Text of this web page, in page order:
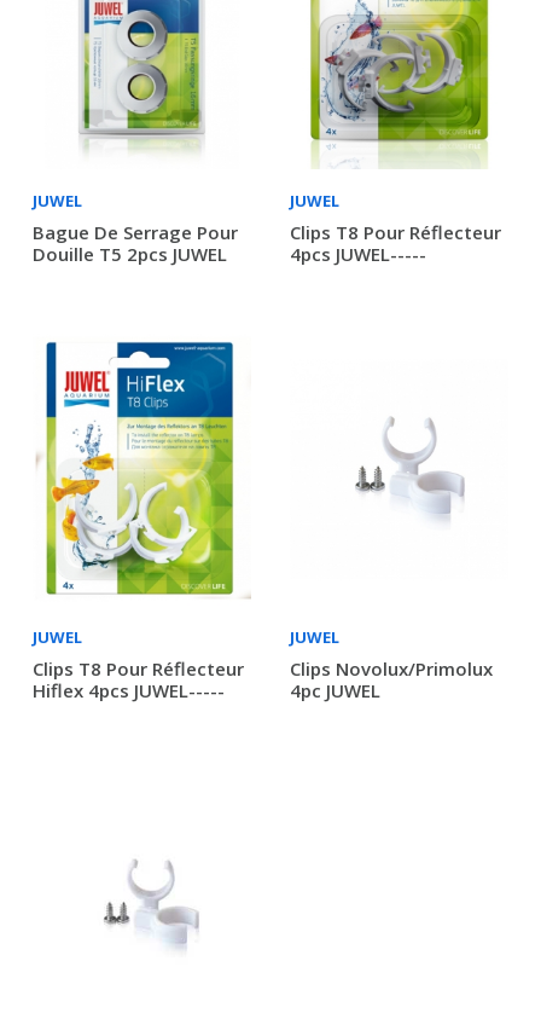
JUWEL
Bague De Serrage Pour
Douille T5 2pcs JUWEL
JUWEL
Clips T8 Pour Réflecteur
4pcs JUWEL-----
JUWEL
Clips T8 Pour Réflecteur
Hiflex 4pcs JUWEL-----
JUWEL
Clips Novolux/Primolux
4pc JUWEL